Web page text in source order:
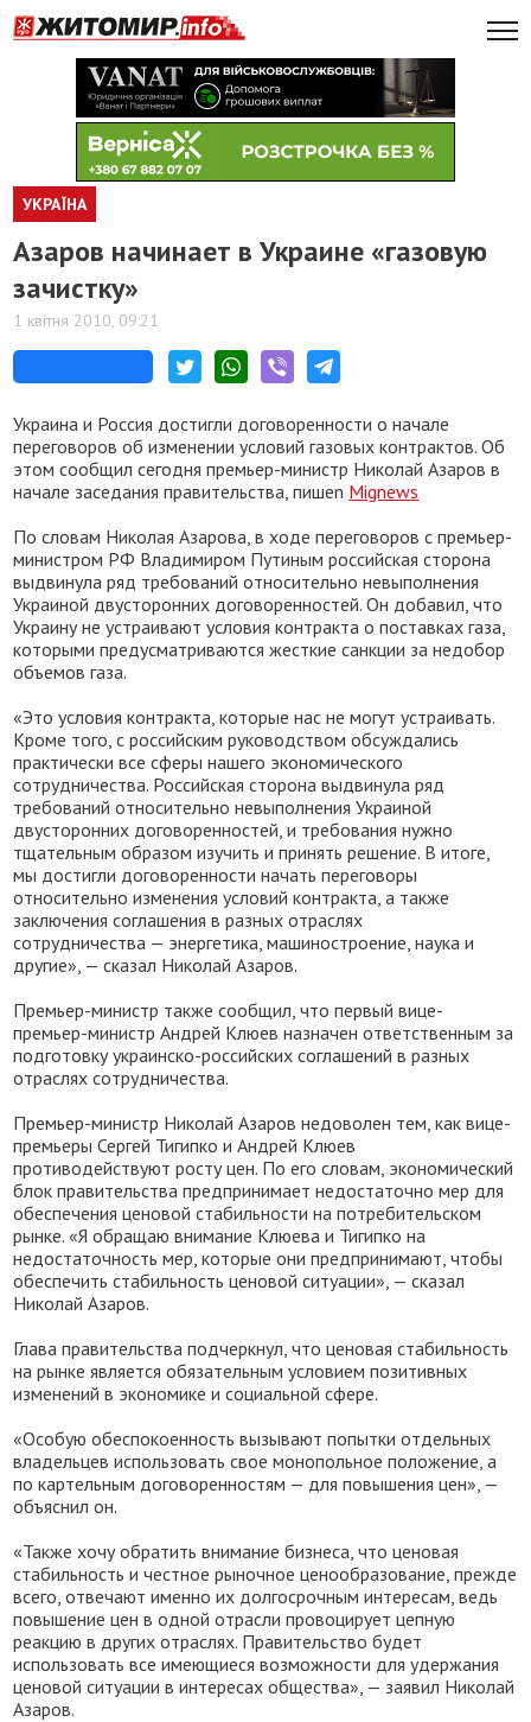
УКРАЇНА
Азаров начинает в Украине «газовую
зачистку»
1 квітня 2010, 09:21
Украина и Россия достигли договоренности о начале
переговоров об изменении условий газовых контрактов. Об
этом сообщил сегодня премьер-министр Николай Азаров в
начале заседания правительства, пишеn Mignews
По словам Николая Азарова, в ходе переговоров с премьер-
министром РФ Владимиром Путиным российская сторона
выдвинула ряд требований относительно невыполнения
Украиной двусторонних договоренностей. Он добавил, что
Украину не устраивают условия контракта о поставках газа,
которыми предусматриваются жесткие санкции за недобор
объемов газа.
«Это условия контракта, которые нас не могут устраивать.
Кроме того, с российским руководством обсуждались
практически все сферы нашего экономического
сотрудничества. Российская сторона выдвинула ряд
требований относительно невыполнения Украиной
двусторонних договоренностей, и требования нужно
тщательным образом изучить и принять решение. В итоге,
мы достигли договоренности начать переговоры
относительно изменения условий контракта, а также
заключения соглашения в разных отраслях
сотрудничества — энергетика, машиностроение, наука и
другие», — сказал Николай Азаров.
Премьер-министр также сообщил, что первый вице-
премьер-министр Андрей Клюев назначен ответственным за
подготовку украинско-российских соглашений в разных
отраслях сотрудничества.
Премьер-министр Николай Азаров недоволен тем, как вице-
премьеры Сергей Тигипко и Андрей Клюев
противодействуют росту цен. По его словам, экономический
блок правительства предпринимает недостаточно мер для
обеспечения ценовой стабильности на потребительском
рынке. «Я обращаю внимание Клюева и Тигипко на
недостаточность мер, которые они предпринимают, чтобы
обеспечить стабильность ценовой ситуации», — сказал
Николай Азаров.
Глава правительства подчеркнул, что ценовая стабильность
на рынке является обязательным условием позитивных
изменений в экономике и социальной сфере.
«Особую обеспокоенность вызывают попытки отдельных
владельцев использовать свое монопольное положение, а
по картельным договоренностям — для повышения цен», —
объяснил он.
«Также хочу обратить внимание бизнеса, что ценовая
стабильность и честное рыночное ценообразование, прежде
всего, отвечают именно их долгосрочным интересам, ведь
повышение цен в одной отрасли провоцирует цепную
реакцию в других отраслях. Правительство будет
использовать все имеющиеся возможности для удержания
ценовой ситуации в интересах общества», — заявил Николай
Азаров.